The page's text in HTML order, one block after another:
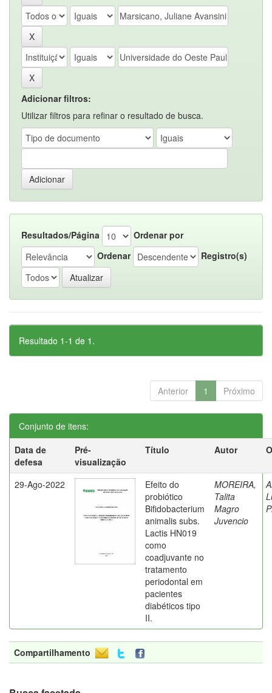
Adicionar filtros:
Utilizar filtros para refinar o resultado de busca.
Resultados/Página
Ordenar por
Ordenar
Registro(s)
Resultado 1-1 de 1.
Anterior 1 Próximo
Conjunto de itens:
Data de
defesa
Pré-
visualização
Título Autor
29-Ago-2022
Efeito do
probiótico
Bifidobacterium
animalis subs.
Lactis HN019
como
coadjuvante no
tratamento
periodontal em
pacientes
diabéticos tipo
II.
MOREIRA,
Talita
Magro
Juvencio
Compartilhamento